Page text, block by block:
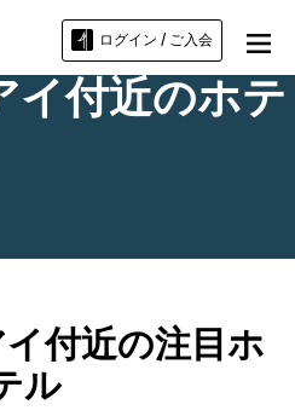
ログイン / ご入会
イ付近のホテ
付近の注目ホ
ル